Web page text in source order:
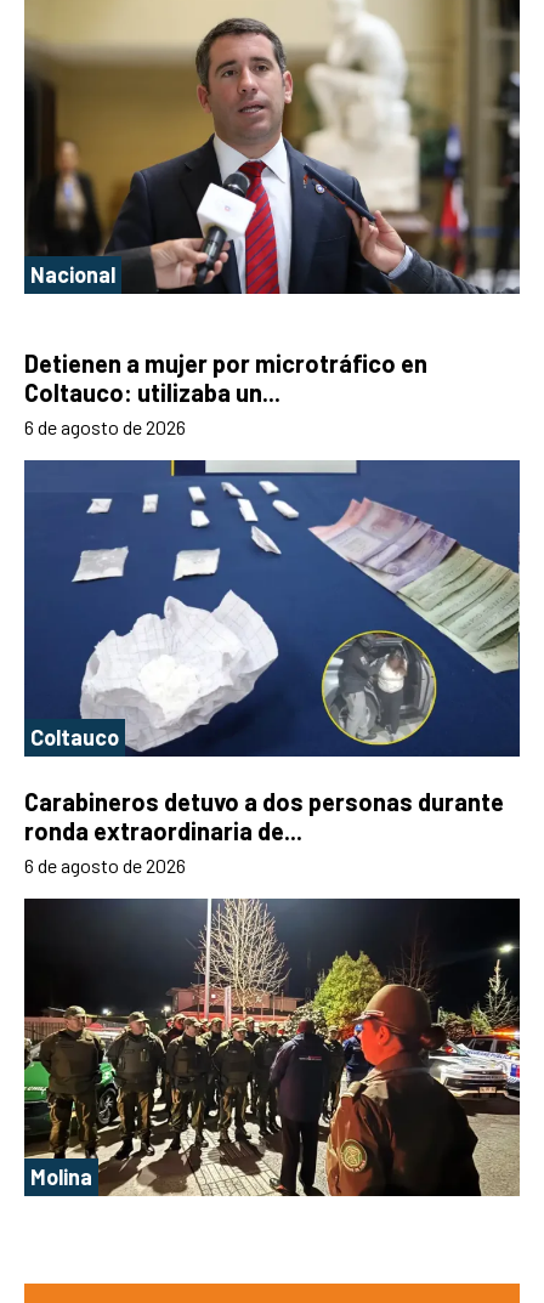
Nacional
Detienen a mujer por microtráfico en
Coltauco: utilizaba un...
6 de agosto de 2026
Coltauco
Carabineros detuvo a dos personas durante
ronda extraordinaria de...
6 de agosto de 2026
Molina